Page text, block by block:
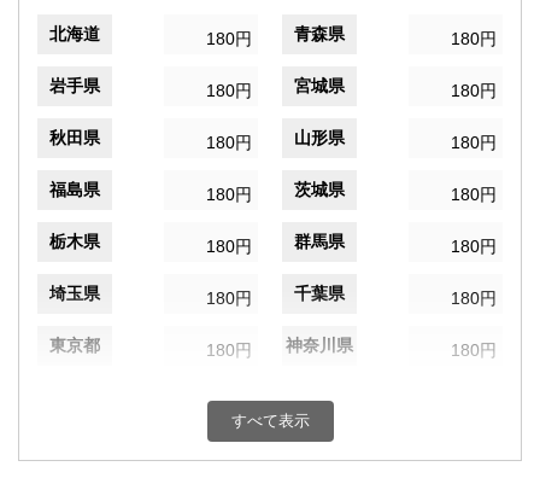
北海道 180円 青森県 180円
岩手県 180円 宮城県 180円
秋田県 180円 山形県 180円
福島県 180円 茨城県 180円
栃木県 180円 群馬県 180円
埼玉県 180円 千葉県 180円
東京都 180円 神奈川県 180円
180円 富山県
すべて表示